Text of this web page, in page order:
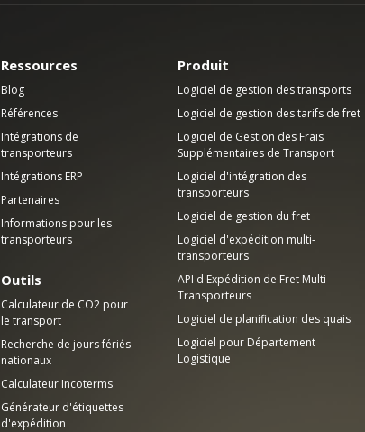
Ressources
Blog
Références
Intégrations de
transporteurs
Intégrations ERP
Partenaires
Informations pour les
transporteurs
Outils
Calculateur de CO2 pour
le transport
Recherche de jours fériés
nationaux
Calculateur Incoterms
Générateur d'étiquettes
d'expédition
Produit
Logiciel de gestion des transports
Logiciel de gestion des tarifs de fret
Logiciel de Gestion des Frais
Supplémentaires de Transport
Logiciel d'intégration des
transporteurs
Logiciel de gestion du fret
Logiciel d'expédition multi-
transporteurs
API d'Expédition de Fret Multi-
Transporteurs
Logiciel de planification des quais
Logiciel pour Département
Logistique